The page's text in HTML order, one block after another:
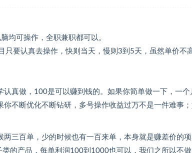
均可操作，全职兼职都可以。
要认真去操作，快则当天，慢则3到5天，虽然单价不
真做，100是可以赚到钱的。如果你简单做一下，一个
不断优化不断钻研，多号操作收益过万不是一件难事
三百单，少的时候也有一百来单，本身就是赚差价的项
的产品，每单利润100到1000也可以，我们之所以不